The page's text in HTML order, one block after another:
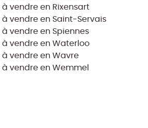
vendre en Rixensart
vendre en Saint-Servais
vendre en Spiennes
vendre en Waterloo
vendre en Wavre
vendre en Wemmel